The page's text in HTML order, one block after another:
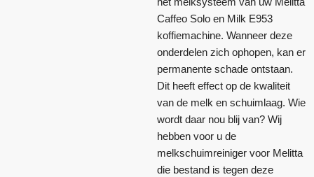
Caffeo Solo en Milk E953
koffiemachine. Wanneer deze
onderdelen zich ophopen, kan er
permanente schade ontstaan.
Dit heeft effect op de kwaliteit
van de melk en schuimlaag. Wie
wordt daar nou blij van? Wij
hebben voor u de
melkschuimreiniger voor Melitta
die bestand is tegen deze